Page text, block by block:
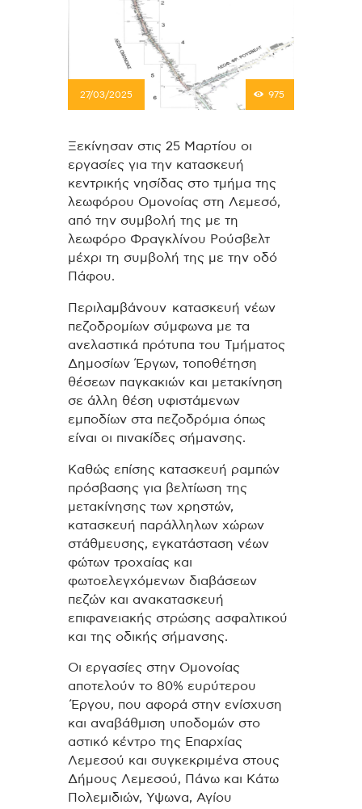
27/03/2025 975
Ξεκίνησαν στις 25 Μαρτίου οι
εργασίες για την κατασκευή
κεντρικής νησίδας στο τμήμα της
λεωφόρου Ομονοίας στη Λεμεσό,
από την συμβολή της με τη
λεωφόρο Φραγκλίνου Ρούσβελτ
μέχρι τη συμβολή της με την οδό
Πάφου.
Περιλαμβάνουν κατασκευή νέων
πεζοδρομίων σύμφωνα με τα
ανελαστικά πρότυπα του Τμήματος
Δημοσίων Έργων, τοποθέτηση
θέσεων παγκακιών και μετακίνηση
σε άλλη θέση υφιστάμενων
εμποδίων στα πεζοδρόμια όπως
είναι οι πινακίδες σήμανσης.
Καθώς επίσης κατασκευή ραμπών
πρόσβασης για βελτίωση της
μετακίνησης των χρηστών,
κατασκευή παράλληλων χώρων
στάθμευσης, εγκατάσταση νέων
φώτων τροχαίας και
φωτοελεγχόμενων διαβάσεων
πεζών και ανακατασκευή
επιφανειακής στρώσης ασφαλτικού
και της οδικής σήμανσης.
Οι εργασίες στην Ομονοίας
αποτελούν το 80% ευρύτερου
Έργου, που αφορά στην ενίσχυση
και αναβάθμιση υποδομών στο
αστικό κέντρο της Επαρχίας
Λεμεσού και συγκεκριμένα στους
Δήμους Λεμεσού, Πάνω και Κάτω
Πολεμιδιών, Υψωνα, Αγίου